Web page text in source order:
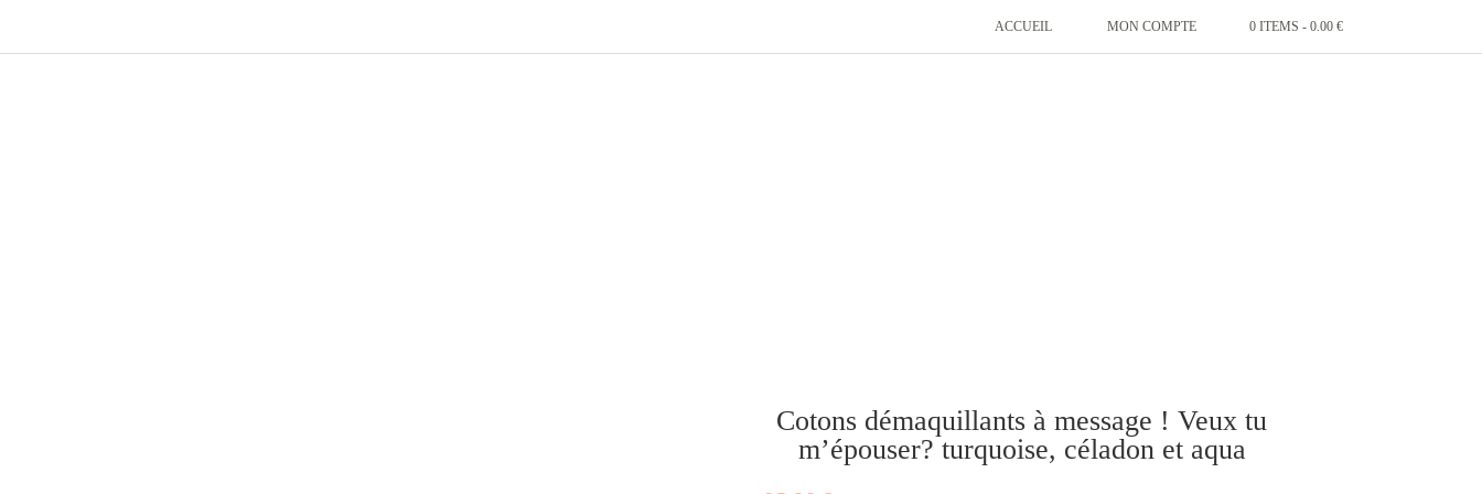
ACCUEIL MON COMPTE 0 ITEMS - 0.00 €
Cotons démaquillants à message ! Veux tu
m’épouser? turquoise, céladon et aqua